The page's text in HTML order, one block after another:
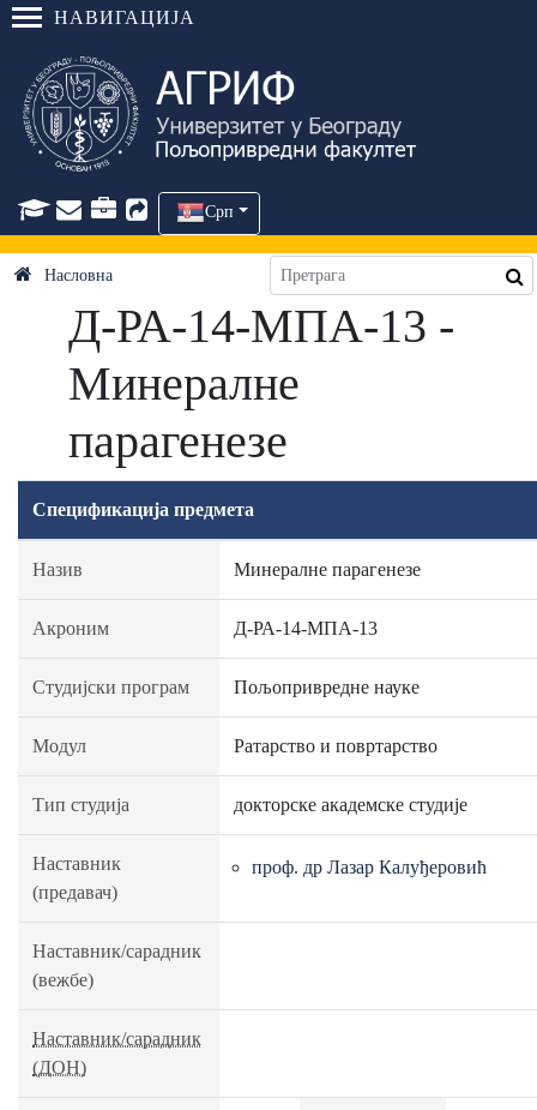
НАВИГАЦИЈА
Срп
Насловна
Д-РА-14-МПА-13 -
Минералне
парагенезе
Спецификација предмета
Назив Минералне парагенезе
Акроним Д-РА-14-МПА-13
Студијски програм Пољопривредне науке
Модул Ратарство и повртарство
Тип студија докторске академске студије
Наставник
(предавач)
проф. др Лазар Калуђеровић
Наставник/сарадник
(вежбе)
Наставник/сарадник
(ДОН)